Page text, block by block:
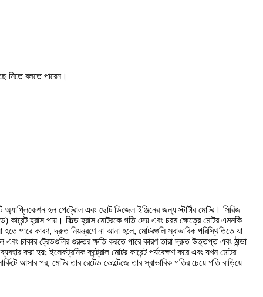
নিতে বলতে পারেন।
হল পেট্রোল এবং ছোট ডিজেল ইঞ্জিনের জন্য স্টার্টার মোটর। সিরিজ
কারেন্ট হ্রাস পায়। ফিল্ড হ্রাস মোটরকে গতি দেয় এবং চরম ক্ষেত্রে মোটর এমনকি
কারণ, দ্রুত নিয়ন্ত্রণে না আনা হলে, মোটরগুলি স্বাভাবিক পরিস্থিতিতে যা
এবং চাকার ট্রেডগুলির গুরুতর ক্ষতি করতে পারে কারণ তারা দ্রুত উত্তপ্ত এবং ঠান্ডা
করা হয়; ইলেকট্রনিক কন্ট্রোল মোটর কারেন্ট পর্যবেক্ষণ করে এবং যখন মোটর
আসার পর, মোটর তার রেটেড ভোল্টেজে তার স্বাভাবিক গতির চেয়ে গতি বাড়িয়ে